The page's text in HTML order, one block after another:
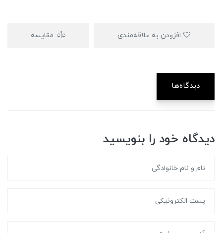
مقایسه
دیدگاه‌ها
دیدگاه خود را بنویسید